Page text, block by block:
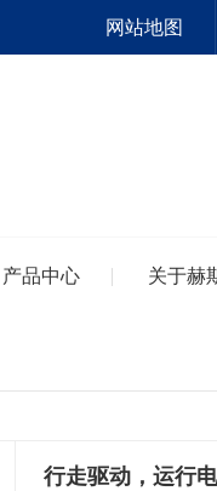
网站地图
产品中心 关于赫